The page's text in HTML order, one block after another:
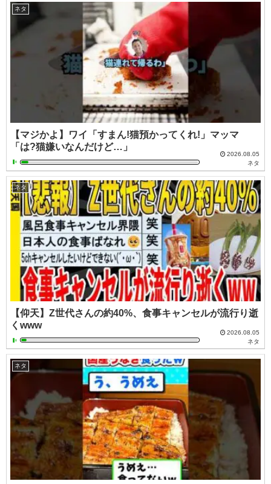
ネタ
【マジかよ】ワイ「すまん!猫預かってくれ!」マッマ
「は?猫嫌いなんだけど…」
2026.08.05
ネタ
ネタ
【仰天】Z世代さんの約40%、食事キャンセルが流行り逝
くwww
2026.08.05
ネタ
ネタ